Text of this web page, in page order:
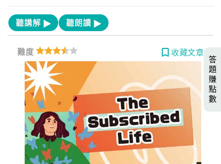
聽講解 聽朗讀
難度 收藏文章
答
題
賺
點
數